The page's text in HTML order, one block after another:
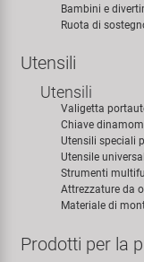
Bambini e
Ruota di
Utensili
Utensili
Valigetta
Chiave
Utensili speciali
Utensile
Strumenti
Attrezzature da
Materiale di
Prodotti per la